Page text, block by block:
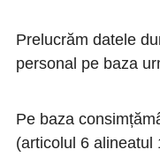
Prelucrăm datele
personal pe baza
Pe baza
(articolul 6 alineatul